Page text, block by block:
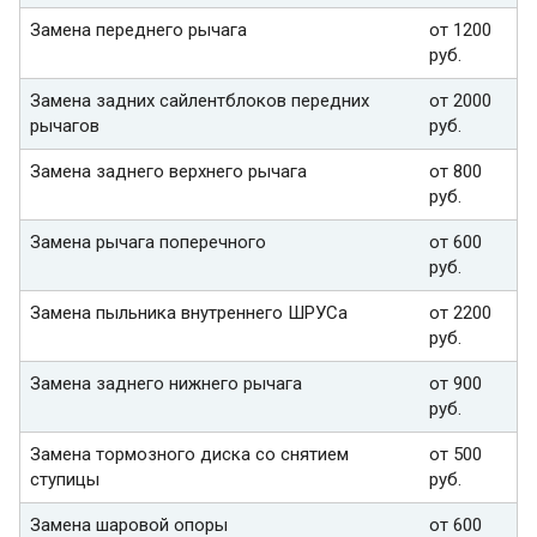
Замена переднего рычага
от 1200
руб.
Замена задних сайлентблоков передних
рычагов
от 2000
руб.
Замена заднего верхнего рычага
от 800
руб.
Замена рычага поперечного
от 600
руб.
Замена пыльника внутреннего ШРУСа
от 2200
руб.
Замена заднего нижнего рычага
от 900
руб.
Замена тормозного диска со снятием
ступицы
от 500
руб.
Замена шаровой опоры
от 600